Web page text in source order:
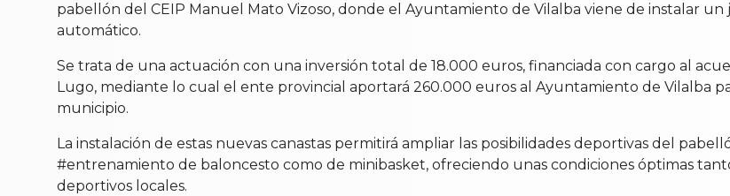
pabellón del CEIP Manuel Mato Vizoso, donde el Ayuntamiento de Vilalba viene de instalar un
automático.
Se trata de una actuación con una inversión total de 18.000 euros, financiada con cargo al
Lugo, mediante lo cual el ente provincial aportará 260.000 euros al Ayuntamiento de Vilalba
municipio.
La instalación de estas nuevas canastas permitirá ampliar las posibilidades deportivas del
#entrenamiento de baloncesto como de minibasket, ofreciendo unas condiciones óptimas
deportivos locales.